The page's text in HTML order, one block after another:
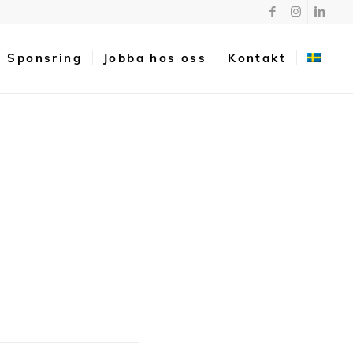
Sponsring Jobba hos oss Kontakt